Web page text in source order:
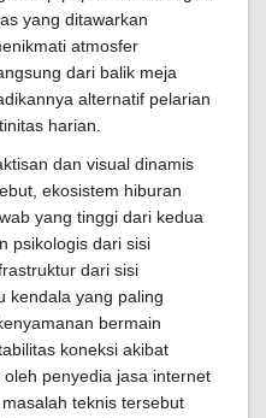
yang ditawarkan
atmosfer
dari balik meja
alternatif pelarian
harian.
dan visual dinamis
ekosistem hiburan
yang tinggi dari kedua
psikologis dari sisi
dari sisi
kendala yang paling
bermain
koneksi akibat
penyedia jasa internet
teknis tersebut